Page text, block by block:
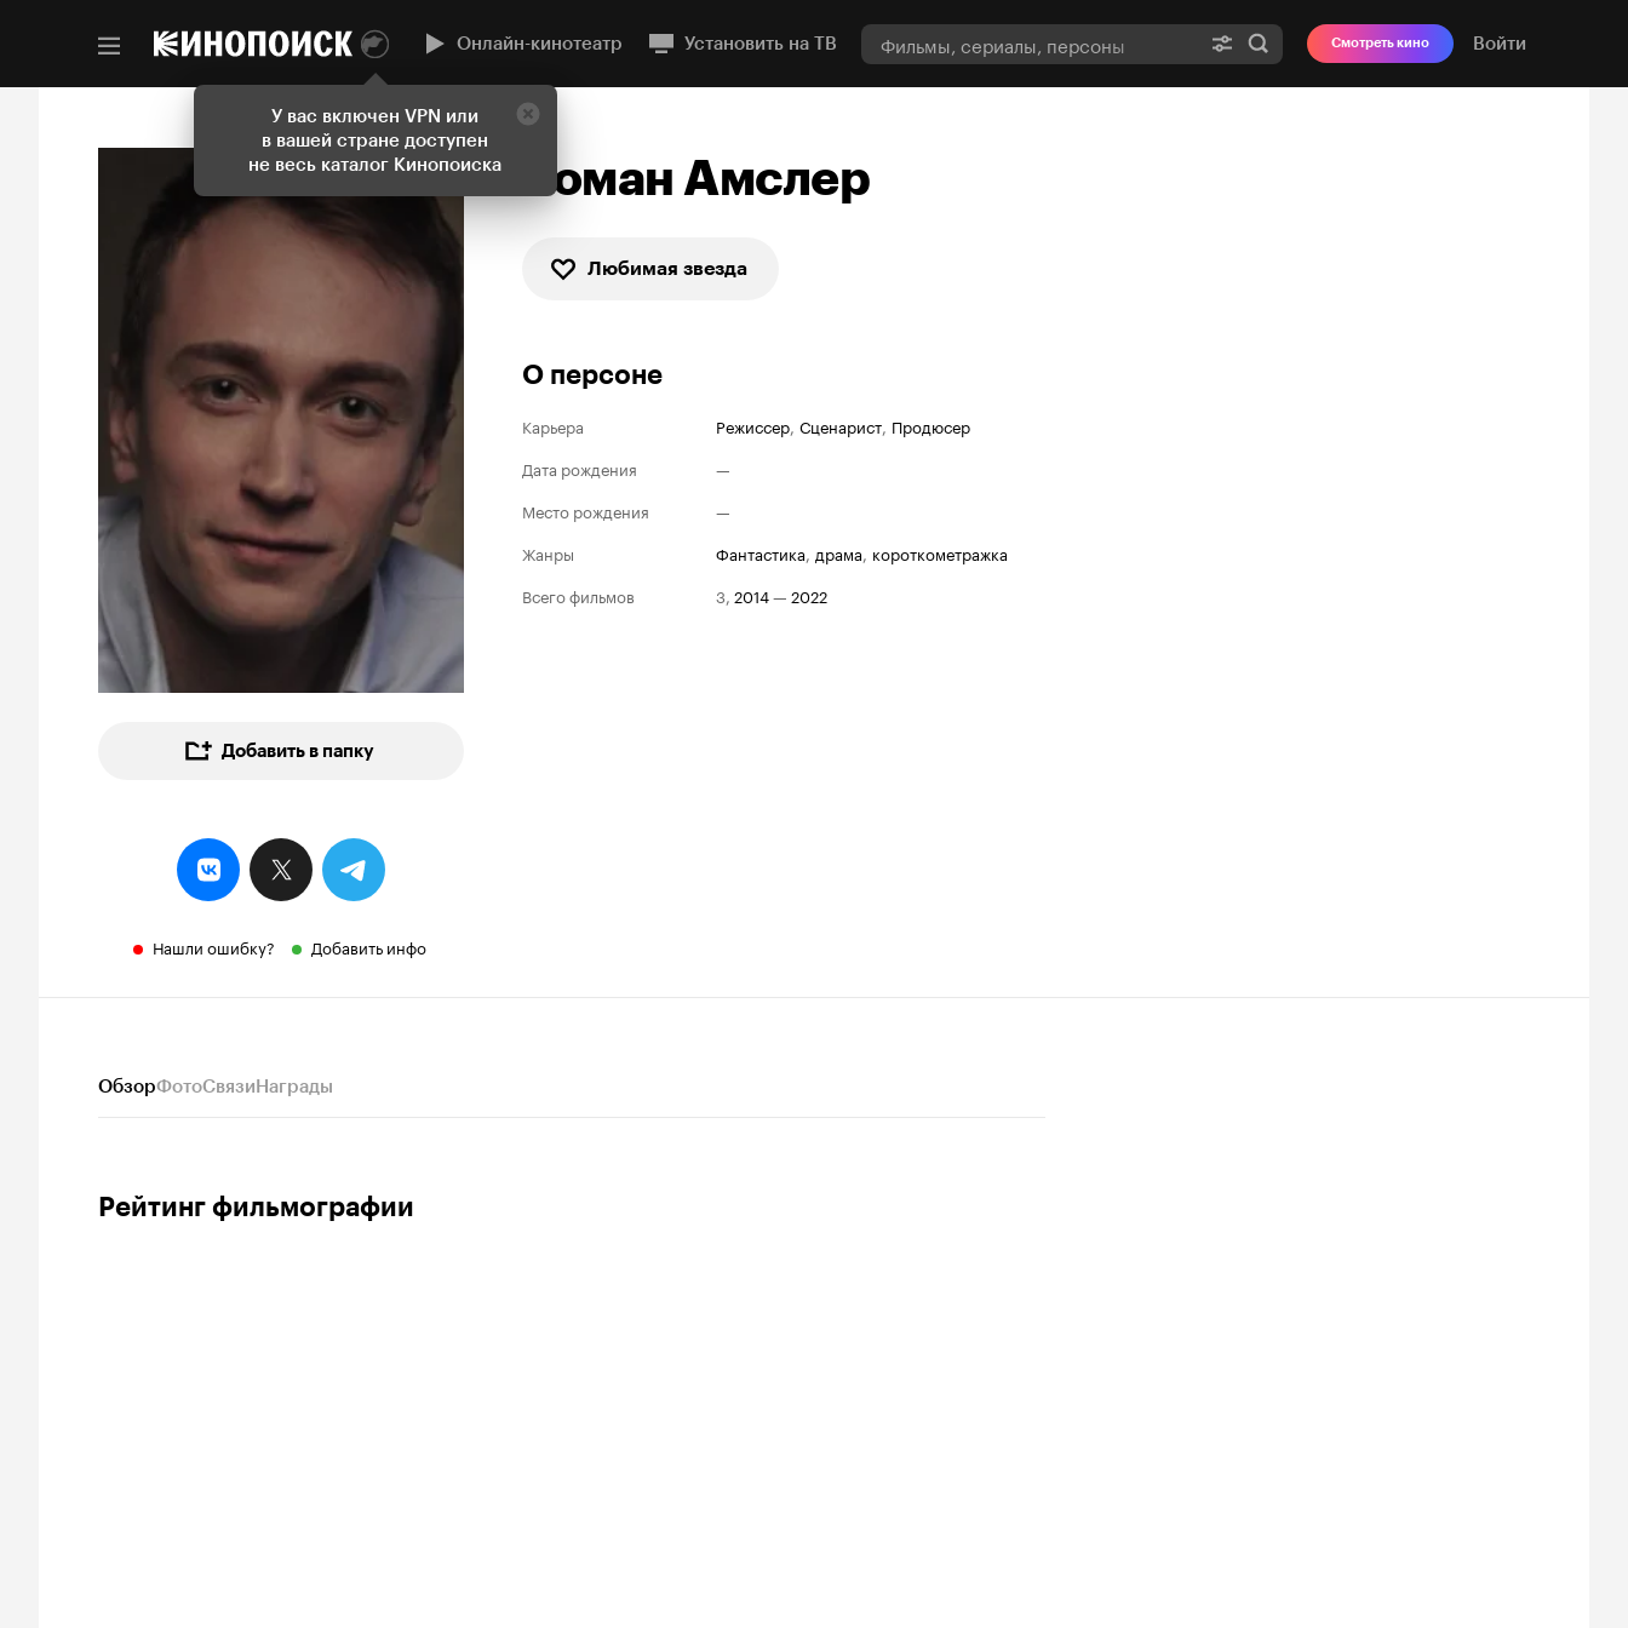
У вас включен VPN или
в вашей стране доступен
не весь каталог Кинопоиска
Онлайн-кинотеатр Установить на ТВ Смотреть кино Войти
Добавить в папку
Нашли ошибку? Добавить инфо
Роман Амслер
Любимая звезда
О персоне
Карьера Режиссер, Сценарист, Продюсер
Дата рождения
—
Место рождения
—
Жанры
фантастика, драма, короткометражка
Всего фильмов
3, 2014— 2022
ОбзорФотоСвязиНаграды
Рейтинг фильмографии